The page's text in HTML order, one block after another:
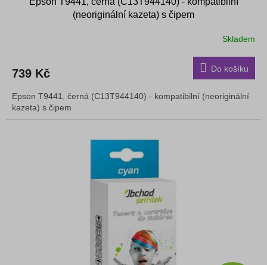
(neoriginální kazeta) s čipem
Skladem
739 Kč Do košíku
Epson T9441, černá (C13T944140) - kompatibilní (neoriginální
kazeta) s čipem